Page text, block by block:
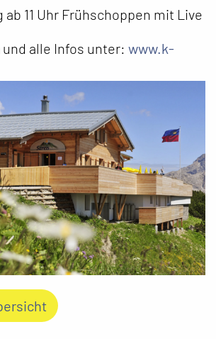
11 Uhr Frühschoppen mit Live
und alle Infos unter: www.k-